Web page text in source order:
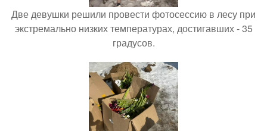
Две девушки решили провести фотосессию в лесу при
экстремально низких температурах, достигавших - 35
градусов.